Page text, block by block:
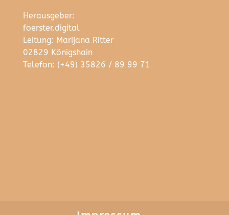
Herausgeber:
foerster.digital
Leitung: Marijana Ritter
02829 Königshain
Telefon: (+49) 35826 / 89 99 71